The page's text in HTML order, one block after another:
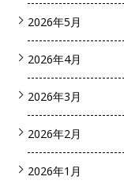
2026年5月
2026年4月
2026年3月
2026年2月
2026年1月